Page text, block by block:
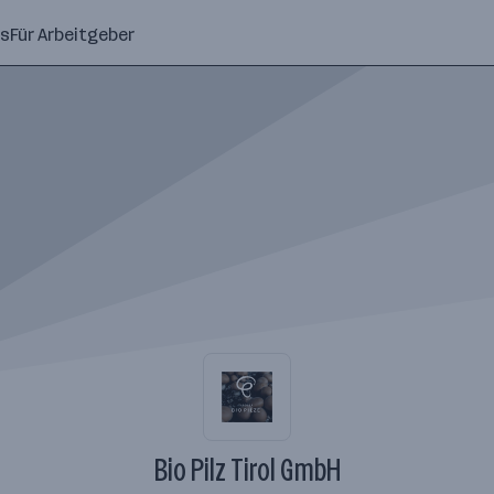
Für Arbeitgeber
Bio Pilz Tirol GmbH